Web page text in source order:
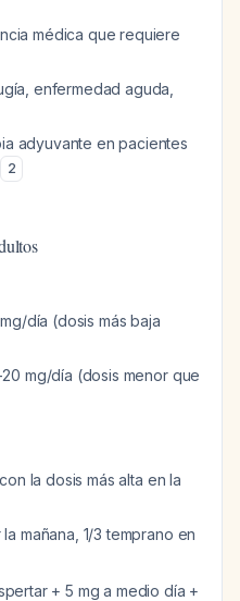
médica que requiere
enfermedad aguda,
adyuvante en pacientes
2
día (dosis más baja
mg/día (dosis menor que
la dosis más alta en la
mañana, 1/3 temprano en
+ 5 mg a medio día +